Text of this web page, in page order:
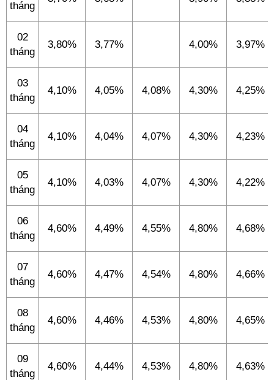
tháng
02
tháng
3,80% 3,77% 4,00% 3,97%
03
tháng
4,10% 4,05% 4,08% 4,30% 4,25%
04
tháng
4,10% 4,04% 4,07% 4,30% 4,23%
05
tháng
4,10% 4,03% 4,07% 4,30% 4,22%
06
tháng
4,60% 4,49% 4,55% 4,80% 4,68%
07
tháng
4,60% 4,47% 4,54% 4,80% 4,66%
08
tháng
4,60% 4,46% 4,53% 4,80% 4,65%
09
tháng
4,60% 4,44% 4,53% 4,80% 4,63%